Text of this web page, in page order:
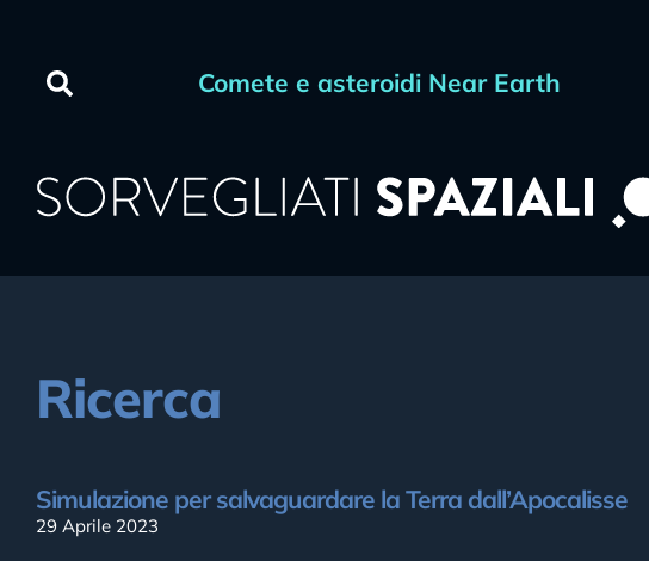
Comete e asteroidi Near Earth
Ricerca
Simulazione per salvaguardare la Terra dall’Apocalisse
29 Aprile 2023